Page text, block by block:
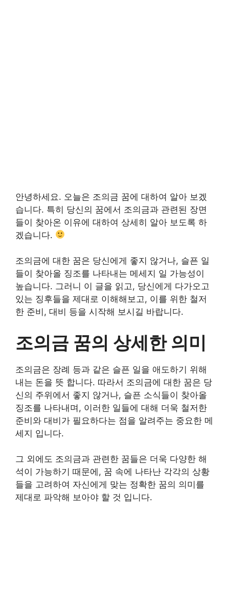
안녕하세요. 오늘은 조의금 꿈에 대하여 알아 보겠
습니다. 특히 당신의 꿈에서 조의금과 관련된 장면
들이 찾아온 이유에 대하여 상세히 알아 보도록 하
겠습니다.
조의금에 대한 꿈은 당신에게 좋지 않거나, 슬픈 일
들이 찾아올 징조를 나타내는 메세지 일 가능성이
높습니다. 그러니 이 글을 읽고, 당신에게 다가오고
있는 징후들을 제대로 이해해보고, 이를 위한 철저
한 준비, 대비 등을 시작해 보시길 바랍니다.
조의금 꿈의 상세한 의미
조의금은 장례 등과 같은 슬픈 일을 애도하기 위해
내는 돈을 뜻 합니다. 따라서 조의금에 대한 꿈은 당
신의 주위에서 좋지 않거나, 슬픈 소식들이 찾아올
징조를 나타내며, 이러한 일들에 대해 더욱 철저한
준비와 대비가 필요하다는 점을 알려주는 중요한 메
세지 입니다.
그 외에도 조의금과 관련한 꿈들은 더욱 다양한 해
석이 가능하기 때문에, 꿈 속에 나타난 각각의 상황
들을 고려하여 자신에게 맞는 정확한 꿈의 의미를
제대로 파악해 보아야 할 것 입니다.